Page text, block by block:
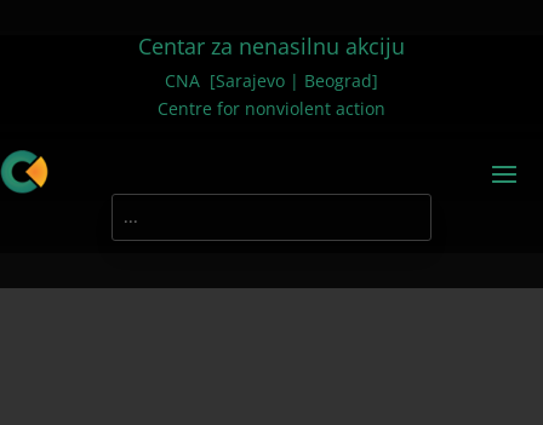
Centar za nenasilnu akciju
CNA [Sarajevo | Beograd]
Centre for nonviolent action